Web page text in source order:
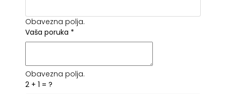
Obavezna polja.
Vaša poruka *
Obavezna polja.
2 + 1 = ?